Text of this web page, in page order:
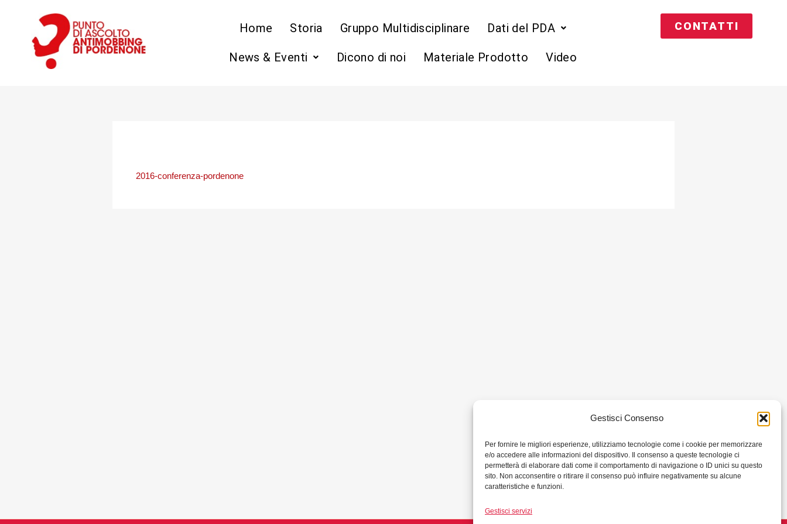
Gestisci Consenso
Per fornire le migliori esperienze, utilizziamo tecnologie come i cookie per memorizzare
e/o accedere alle informazioni del dispositivo. Il consenso a queste tecnologie ci
permetterà di elaborare dati come il comportamento di navigazione o ID unici su questo
sito. Non acconsentire o ritirare il consenso può influire negativamente su alcune
caratteristiche e funzioni.
Gestisci servizi
contenuto
Home Storia Gruppo Multidisciplinare Dati del PDA
News & Eventi Dicono di noi Materiale Prodotto Video
CONTATTI
2016-conferenza-pordenone